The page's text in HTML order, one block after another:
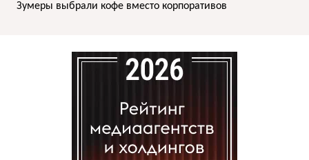
Зумеры выбрали кофе вместо корпоративов